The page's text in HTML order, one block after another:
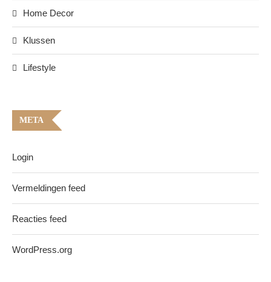
Home Decor
Klussen
Lifestyle
META
Login
Vermeldingen feed
Reacties feed
WordPress.org